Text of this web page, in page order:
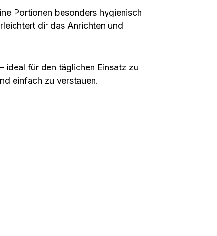
Portionen besonders hygienisch
dir das Anrichten und
ideal für den täglichen Einsatz zu
einfach zu verstauen.